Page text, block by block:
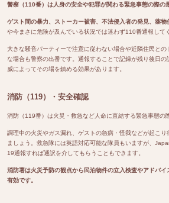
警察（110番）は人身の安全や犯罪が関わる緊急事態の際の
ゲスト間の暴力、ストーカー被害、不法侵入者の発見、薬物
や今まさに危険が及んでいる状況では迷わず110番通報して
大きな騒音パーティーで注意に従わない場合や近隣住民との
な場合も警察の出番です。通報することで記録が残り後日
威によってその場を鎮める効果があります。
消防（119）・安全確認
消防（119番）は火災・救急など人命に直結する緊急事態の
調理中の火災やガス漏れ、ゲストの急病・怪我などが起こり
ましょう。救急隊には英語対応可能な隊員もいますが、
19通報すれば通訳を介してもらうこともできます。
消防署は火災予防の観点から民泊物件の立入検査やアドバ
有効です。